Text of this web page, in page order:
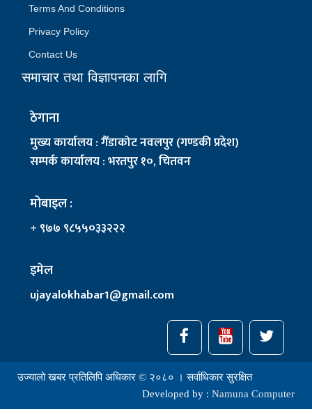
Terms And Conditions
Privacy Policy
Contact Us
समाचार तथा विज्ञापनका लागि
ठेगाना
मुख्य कार्यालय : गैँडाकोट नवलपुर (गण्डकी प्रदेश)
सम्पर्क कार्यालय : भरतपुर १०, चितवन
मोबाइल :
+ ९७७ ९८५५०३३२२२
इमेल
ujayalokhabar1@gmail.com
उज्यालो खबर प्रतिलिपि अधिकार © २०८० । सर्वाधिकार सुरक्षित
Developed by : Namuna Computer